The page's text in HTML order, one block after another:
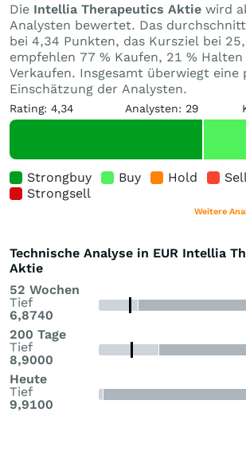
Die Intellia Therapeutics Aktie wird
Analysten bewertet. Das
bei 4,34 Punkten, das Kursziel bei
empfehlen 77 % Kaufen, 21 % Halten
Verkaufen. Insgesamt überwiegt eine
Einschätzung der Analysten.
Rating: 4,34 Analysten: 29
Strongbuy Buy Hold
Sell
Strongsell
Weitere
Technische Analyse in EUR Intellia
Aktie
52 Wochen
Tief
6,8740
200 Tage
Tief
8,9000
Heute
Tief
9,9100